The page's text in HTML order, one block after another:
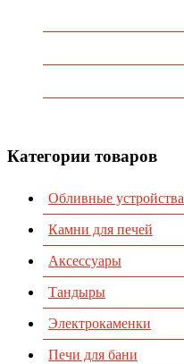
Категории товаров
Обливные устройства
Камни для печей
Аксессуары
Тандыры
Электрокаменки
Печи для бани